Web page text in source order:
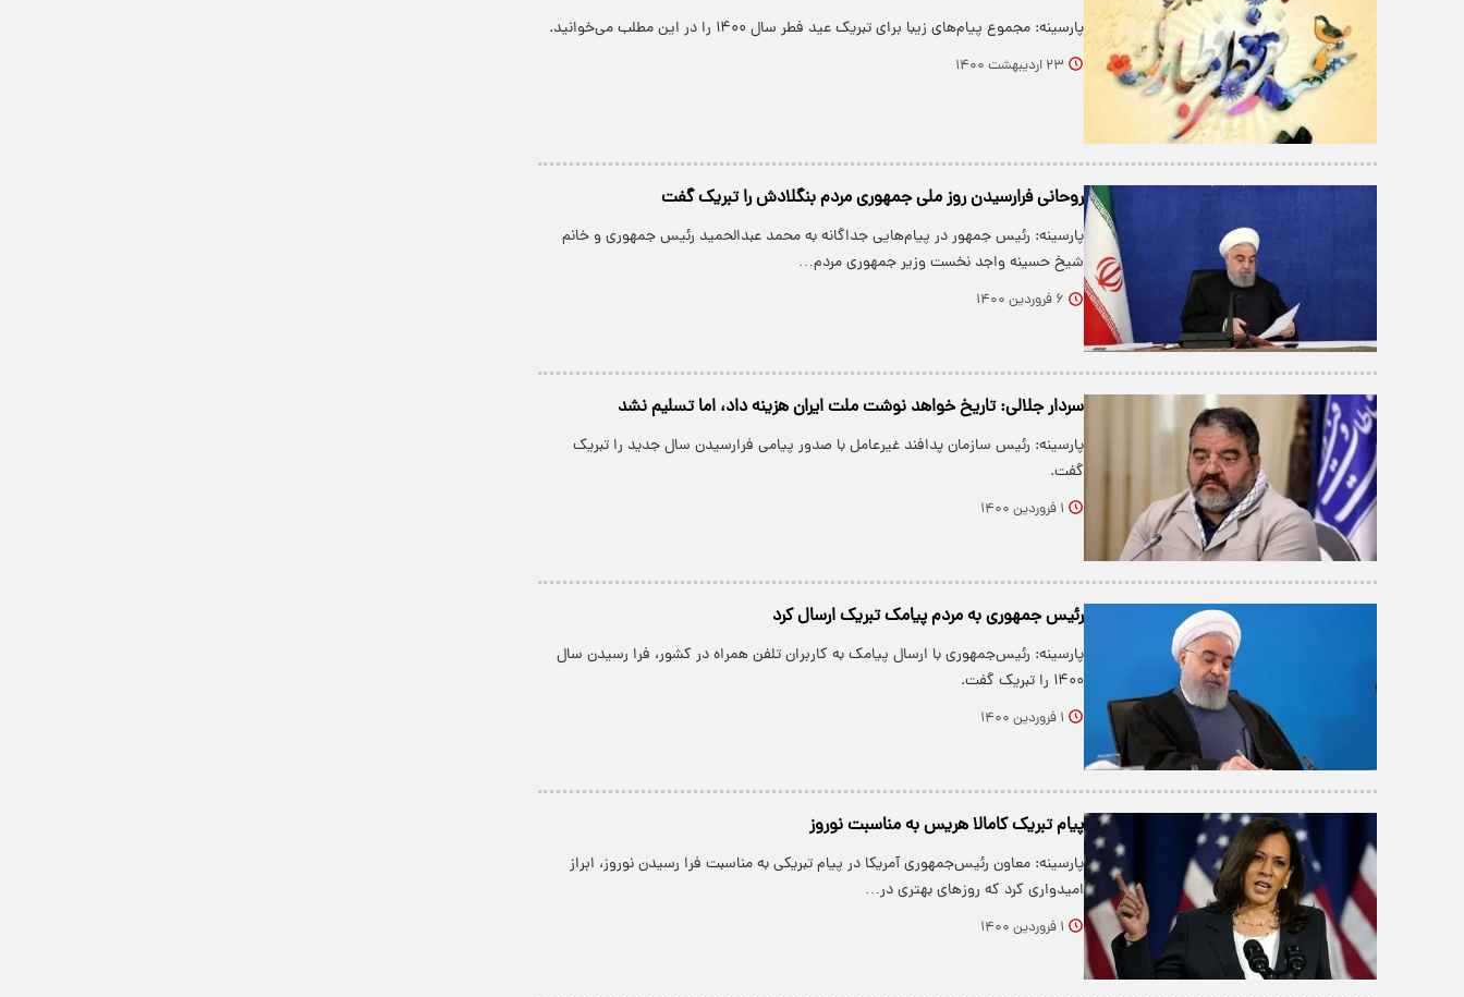
پارسینه: مجموع پیام‌های زیبا برای تبریک عید فطر سال ۱۴۰۰ را در این مطلب می‌خوانید.
۲۳ اردیبهشت ۱۴۰۰
روحانی فرارسیدن روز ملی جمهوری مردم بنگلادش را تبریک گفت
پارسینه: رئیس جمهور در پیام‌هایی جداگانه به محمد عبدالحمید رئیس جمهوری و خانم
شیخ حسینه واجد نخست وزیر جمهوری مردم…
۶ فروردین ۱۴۰۰
سردار جلالی: تاریخ خواهد نوشت ملت ایران هزینه داد، اما تسلیم نشد
پارسینه: رئیس سازمان پدافند غیرعامل با صدور پیامی فرارسیدن سال جدید را تبریک
گفت.
۱ فروردین ۱۴۰۰
رئیس جمهوری به مردم پیامک تبریک ارسال کرد
پارسینه: رئیس‌جمهوری با ارسال پیامک به کاربران تلفن همراه در کشور، فرا رسیدن سال
۱۴۰۰ را تبریک گفت.
۱ فروردین ۱۴۰۰
پیام تبریک کامالا هریس به مناسبت نوروز
پارسینه: معاون رئیس‌جمهوری آمریکا در پیام تبریکی به مناسبت فرا رسیدن نوروز، ابراز
امیدواری کرد که روزهای بهتری در…
۱ فروردین ۱۴۰۰